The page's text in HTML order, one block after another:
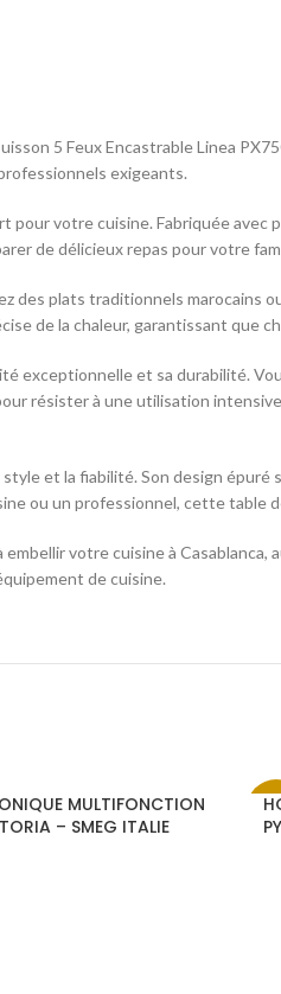
5 Feux Encastrable Linea
exigeants.
pour votre cuisine. Fabriquée avec
de délicieux repas pour votre
des plats traditionnels marocains
de la chaleur, garantissant que
exceptionnelle et sa durabilité.
résister à une utilisation
et la fiabilité. Son design
ou un professionnel, cette
votre cuisine à Casablanca,
de cuisine.
MULTIFONCTION
– SMEG ITALIE
-